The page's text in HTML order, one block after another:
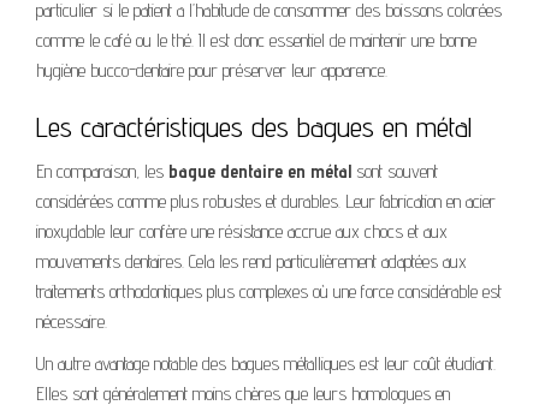
particulier si le patient a l’habitude de consommer des boissons colorées
comme le café ou le thé. Il est donc essentiel de maintenir une bonne
hygiène bucco-dentaire pour préserver leur apparence.
Les caractéristiques des bagues en métal
En comparaison, les bague dentaire en métal sont souvent
considérées comme plus robustes et durables. Leur fabrication en acier
inoxydable leur confère une résistance accrue aux chocs et aux
mouvements dentaires. Cela les rend particulièrement adaptées aux
traitements orthodontiques plus complexes où une force considérable est
nécessaire.
Un autre avantage notable des bagues métalliques est leur coût étudiant.
Elles sont généralement moins chères que leurs homologues en